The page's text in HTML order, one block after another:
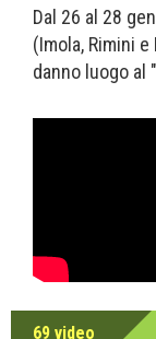
Dal 26 al 28
(Imola, Rimini
danno luogo al
69 video